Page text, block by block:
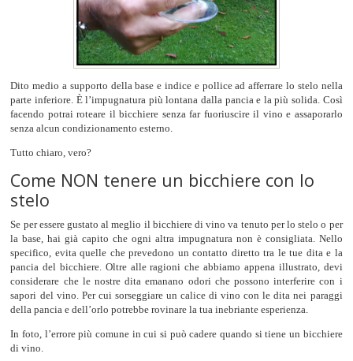
Dito medio a supporto della base e indice e pollice ad afferrare lo stelo nella
parte inferiore. È l’impugnatura più lontana dalla pancia e la più solida. Così
facendo potrai roteare il bicchiere senza far fuoriuscire il vino e assaporarlo
senza alcun condizionamento esterno.
Tutto chiaro, vero?
Come NON tenere un bicchiere con lo
stelo
Se per essere gustato al meglio il bicchiere di vino va tenuto per lo stelo o per
la base, hai già capito che ogni altra impugnatura non è consigliata. Nello
specifico, evita quelle che prevedono un contatto diretto tra le tue dita e la
pancia del bicchiere. Oltre alle ragioni che abbiamo appena illustrato, devi
considerare che le nostre dita emanano odori che possono interferire con i
sapori del vino. Per cui sorseggiare un calice di vino con le dita nei paraggi
della pancia e dell’orlo potrebbe rovinare la tua inebriante esperienza.
In foto, l’errore più comune in cui si può cadere quando si tiene un bicchiere
di vino.